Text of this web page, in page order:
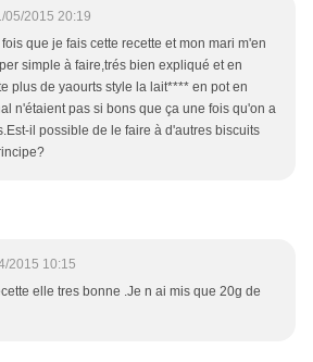
05/2015 20:19
que je fais cette recette et mon mari m'en
simple à faire,trés bien expliqué et en
plus de yaourts style la lait**** en pot en
n'étaient pas si bons que ça une fois qu'on a
il possible de le faire à d'autres biscuits
2015 10:15
elle tres bonne .Je n ai mis que 20g de